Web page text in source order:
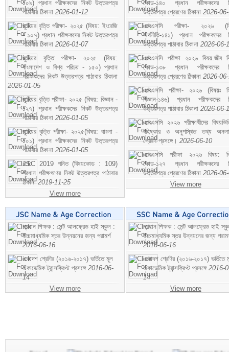
১০৯) প্রধান পরীক্ষকদের নিকট উত্তরপত্র
পাঠাবার ঠিকানা 2026-01-12
জুনিয়র বৃত্তি পরীক্ষা- ২০২৫ (বিষয়: ইংরেজি
- ১০৭) প্রধান পরীক্ষকদের নিকট উত্তরপত্র
পাঠাবার ঠিকানা 2026-01-07
জুনিয়র বৃত্তি পরীক্ষা- ২০২৫ (বিষয়:
বাংলাদেশ ও বিশ্ব পরিচয় - ১৫০) প্রধান
পরীক্ষকদের নিকট উত্তরপত্র পাঠাবার ঠিকানা
2026-01-05
জুনিয়র বৃত্তি পরীক্ষা- ২০২৫ (বিষয়: বিজ্ঞান -
১২৭) প্রধান পরীক্ষকদের নিকট উত্তরপত্র
পাঠাবার ঠিকানা 2026-01-05
জুনিয়র বৃত্তি পরীক্ষা- ২০২৫(বিষয়: বাংলা -
১০১) প্রধান পরীক্ষকদের নিকট উত্তরপত্র
পাঠাবার ঠিকানা 2026-01-05
JSC 2019 গনিত (বিষয়কোড : 109)
প্রধান পরীক্ষগণের নিকট উত্তরপত্র পাঠাবার
ঠিকানা2019-11-25
View more
কোড-১৪০ প্রধান পরীক্ষকদের
উত্তরপত্র প্রেরণের ঠিকানা 2026-
এসএসসি পরীক্ষা- ২০২৬
অর্থনীতি-১৪১) প্রধান পরীক্ষকদের
উত্তরপত্র পাঠাবার ঠিকানা 2026-06-
এসএসসি পরীক্ষা ২০২৬ বিষয়:জীব
কোড-১৩৮ প্রধান পরীক্ষকদের
উত্তরপত্র প্রেরণের ঠিকানা 2026-
এসএসসি পরীক্ষা- ২০২৬ (বিষয়ঃ
বিজ্ঞান-১৪৬) প্রধান পরীক্ষকদের
উত্তরপত্র পাঠাবার ঠিকানা 2026-06-
এসএসসি ২০২৬ পরীক্ষার্থীদের
বহিষ্কার ও অনুপস্থিত তথ্য
প্রেরণ প্রসঙ্গে। 2026-06-10
এসএসসি পরীক্ষা ২০২৬ বিষয়:
কোড-১২৭ প্রধান পরীক্ষকদের
উত্তরপত্র প্রেরণের ঠিকানা 2026-
View more
প্রধান শিক্ষক : সেন্ট আলফ্রেড হাই স্কুল :
উচ্চমাধ্যমিক স্তর উন্নয়নের জন্য পরামর্শ
2016-06-16
একাদশ শ্রেণির (২০১৬-২০১৭) ভর্তিতে মূল
একাডেমিক ট্রান্সক্রিপ্ট প্রসঙ্গে 2016-06-
14
View more
প্রধান শিক্ষক : সেন্ট আলফ্রেড হাই
উচ্চমাধ্যমিক স্তর উন্নয়নের জন্য
2016-06-16
একাদশ শ্রেণির (২০১৬-২০১৭) ভর্তিতে
একাডেমিক ট্রান্সক্রিপ্ট প্রসঙ্গে 2016-
14
View more